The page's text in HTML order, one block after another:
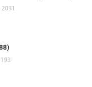
2031